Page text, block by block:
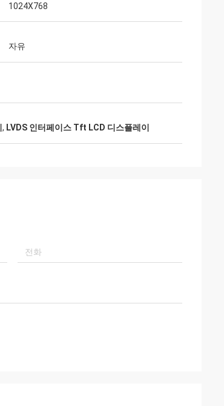
1024X768
자유
, LVDS 인터페이스 Tft LCD 디스플레이